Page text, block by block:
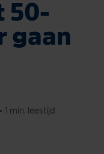
50-
gaan
• 1 min. leestijd